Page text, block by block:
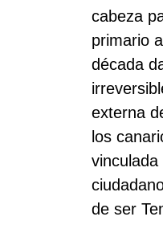
cabeza
primario
década
externa
los
de ser